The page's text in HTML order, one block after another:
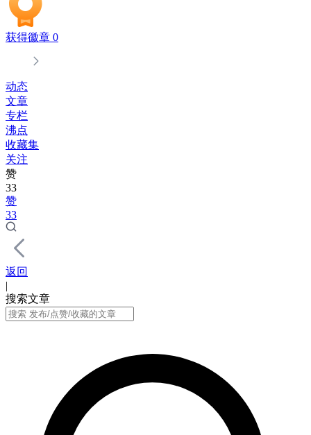
获得徽章 0
动态
文章
专栏
沸点
收藏集
关注
赞
33
赞
33
返回
|
搜索文章